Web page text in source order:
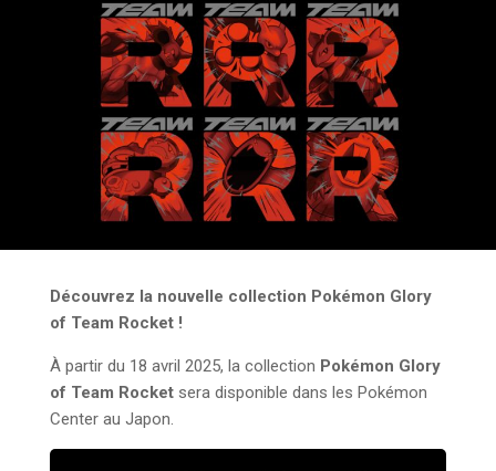
Découvrez la nouvelle collection Pokémon Glory
of Team Rocket !
À partir du 18 avril 2025, la collection Pokémon Glory
of Team Rocket sera disponible dans les Pokémon
Center au Japon.